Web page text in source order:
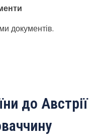
документів.
до Австрії